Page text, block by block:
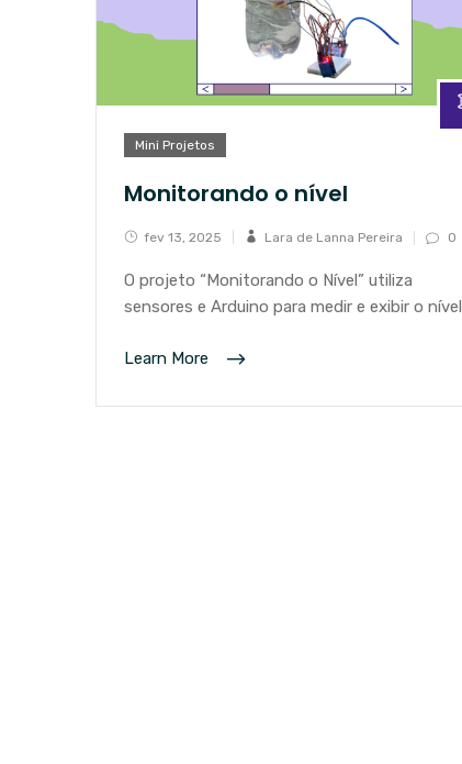
Mini Projetos
Monitorando o nível
fev 13, 2025 Lara de Lanna Pereira 0
O projeto “Monitorando o Nível” utiliza
sensores e Arduino para medir e exibir o nível
Learn More